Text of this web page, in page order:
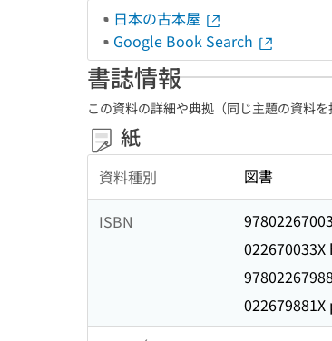
日本の古本屋
Google Book Search
書誌情報
この資料の詳細や典拠（同じ主題の資料
紙
資料種別 図書
ISBN